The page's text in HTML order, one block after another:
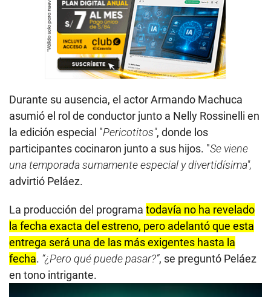
Durante su ausencia, el actor Armando Machuca
asumió el rol de conductor junto a Nelly Rossinelli en
la edición especial "Pericotitos", donde los
participantes cocinaron junto a sus hijos. "Se viene
una temporada sumamente especial y divertidísima",
advirtió Peláez.
La producción del programa todavía no ha revelado
la fecha exacta del estreno, pero adelantó que esta
entrega será una de las más exigentes hasta la
fecha. “¿Pero qué puede pasar?”, se preguntó Peláez
en tono intrigante.